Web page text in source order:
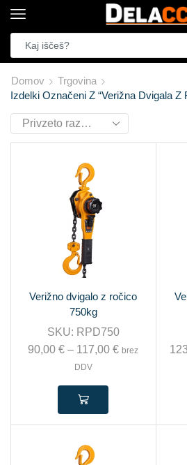
Domov
Trgovina
Izdelki Označeni Z “verižna Dvigala Z
Verižno dvigalo z ročico
750kg
SKU: RPD750
90,00€ – 117,00€ brez
DDV